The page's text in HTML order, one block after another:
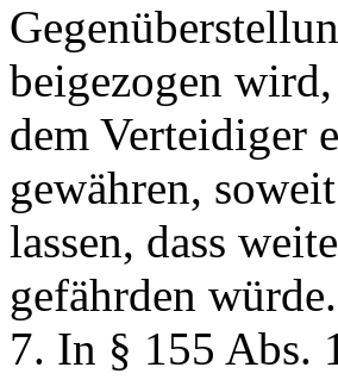
beigezogen
dem Verteidiger
gewähren,
lassen, dass
gefährden
7. In § 155